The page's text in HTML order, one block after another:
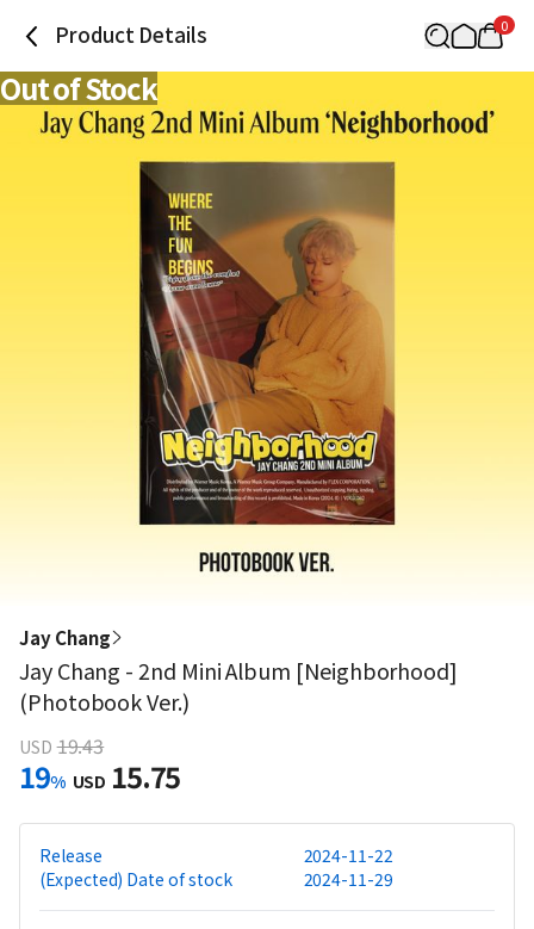
Product Details 0
Out of Stock
Jay Chang
Jay Chang - 2nd Mini Album [Neighborhood]
(Photobook Ver.)
USD 19.43
19% USD 15.75
Release
2024-11-22
(Expected) Date of stock
2024-11-29